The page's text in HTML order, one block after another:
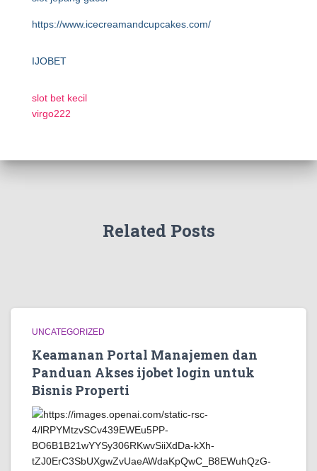
https://www.icecreamandcupcakes.com/
IJOBET
slot bet kecil
virgo222
Related Posts
UNCATEGORIZED
Keamanan Portal Manajemen dan
Panduan Akses ijobet login untuk
Bisnis Properti